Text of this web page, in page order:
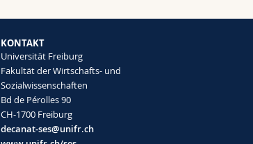
KONTAKT
Universität Freiburg
Fakultät der Wirtschafts- und
Sozialwissenschaften
Bd de Pérolles 90
CH-1700 Freiburg
decanat-ses@unifr.ch